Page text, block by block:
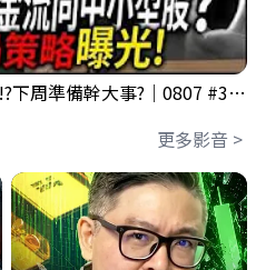
鴻海回測季線是機會還是危機!?下周準備幹大事?｜0807 #3661 #2317 #2317鴻海
更多影音 >